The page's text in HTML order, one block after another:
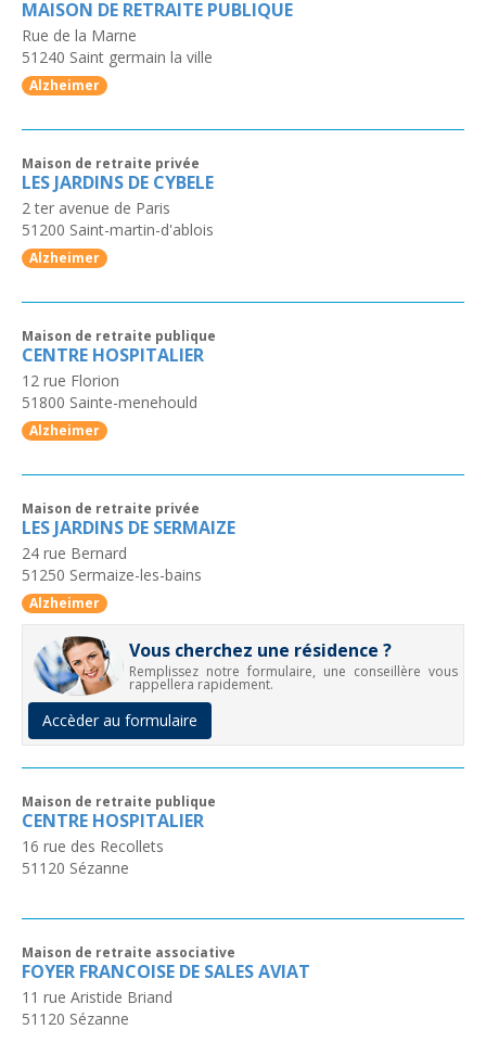
MAISON DE RETRAITE PUBLIQUE
Rue de la Marne
51240 Saint germain la ville
Alzheimer
Maison de retraite privée
LES JARDINS DE CYBELE
2 ter avenue de Paris
51200 Saint-martin-d'ablois
Alzheimer
Maison de retraite publique
CENTRE HOSPITALIER
12 rue Florion
51800 Sainte-menehould
Alzheimer
Maison de retraite privée
LES JARDINS DE SERMAIZE
24 rue Bernard
51250 Sermaize-les-bains
Alzheimer
Vous cherchez une résidence ?
Remplissez notre formulaire, une conseillère vous
rappellera rapidement.
Accèder au formulaire
Maison de retraite publique
CENTRE HOSPITALIER
16 rue des Recollets
51120 Sézanne
Maison de retraite associative
FOYER FRANCOISE DE SALES AVIAT
11 rue Aristide Briand
51120 Sézanne